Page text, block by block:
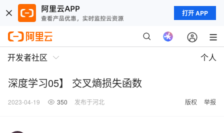
打开 APP
开发者社区 个人
深度学习05】 交叉熵损失函数
2023-04-19 350 发布于河北 版权 举报